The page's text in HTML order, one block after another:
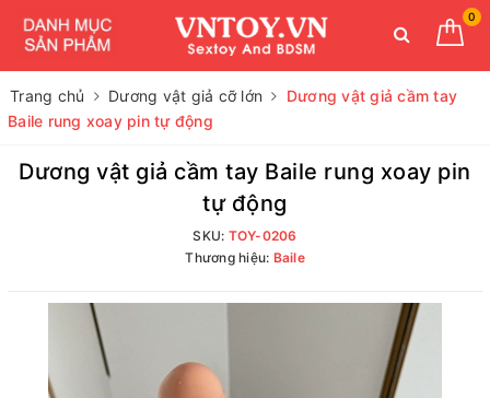
0
Trang chủ Dương vật giả cỡ lớn
Dương vật giả cầm tay
Baile rung xoay pin tự động
Dương vật giả cầm tay Baile rung xoay pin
tự động
SKU: TOY-0206
Thương hiệu: Baile